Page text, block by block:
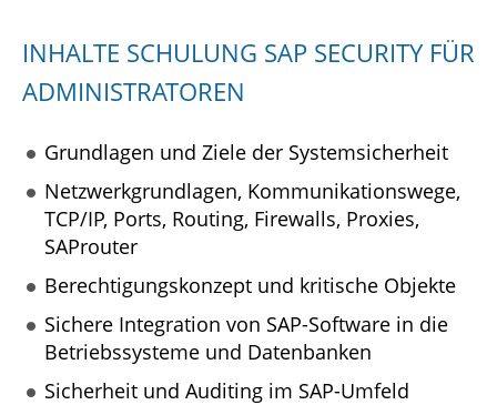
INHALTE SCHULUNG SAP SECURITY FÜR
ADMINISTRATOREN
Grundlagen und Ziele der Systemsicherheit
Netzwerkgrundlagen, Kommunikationswege,
TCP/IP, Ports, Routing, Firewalls, Proxies,
SAProuter
Berechtigungskonzept und kritische Objekte
Sichere Integration von SAP-Software in die
Betriebssysteme und Datenbanken
Sicherheit und Auditing im SAP-Umfeld